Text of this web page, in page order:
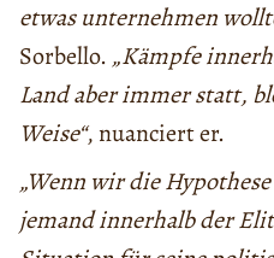
etwas unternehmen
Sorbello. „Kämpfe
Land aber immer statt,
Weise“, nuanciert er.
„Wenn wir die
jemand innerhalb der